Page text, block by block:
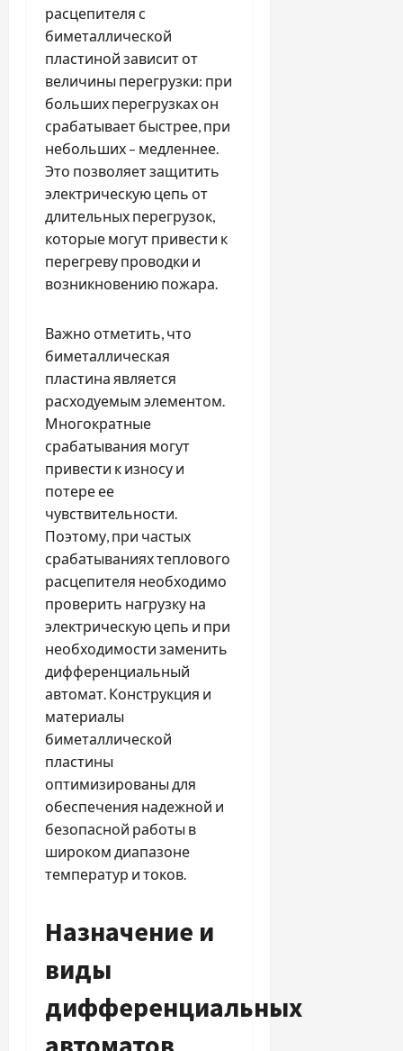
расцепителя с
биметаллической
пластиной зависит от
величины перегрузки: при
больших перегрузках он
срабатывает быстрее, при
небольших – медленнее.
Это позволяет защитить
электрическую цепь от
длительных перегрузок,
которые могут привести к
перегреву проводки и
возникновению пожара.
Важно отметить, что
биметаллическая
пластина является
расходуемым элементом.
Многократные
срабатывания могут
привести к износу и
потере ее
чувствительности.
Поэтому, при частых
срабатываниях теплового
расцепителя необходимо
проверить нагрузку на
электрическую цепь и при
необходимости заменить
дифференциальный
автомат. Конструкция и
материалы
биметаллической
пластины
оптимизированы для
обеспечения надежной и
безопасной работы в
широком диапазоне
температур и токов.
Назначение и
виды
дифференциальных